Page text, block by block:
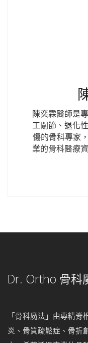
陳奕霖醫師是
工關節、退化
傷的骨科專家
業的骨科醫療
Dr. Ortho 骨科
「骨科魔法」由專精
炎、骨質疏鬆症、骨折